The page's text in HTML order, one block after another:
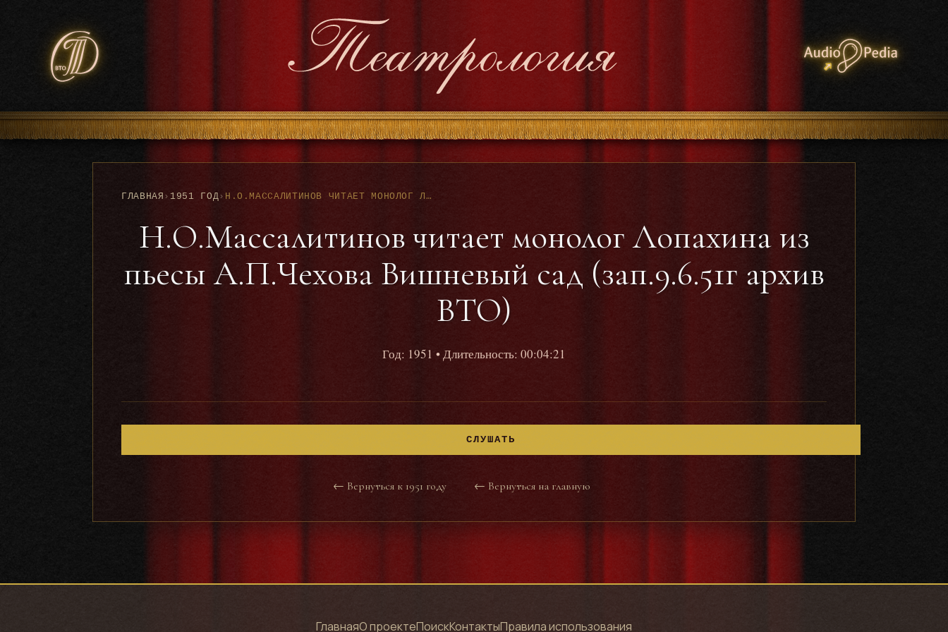
ГЛАВНАЯ › 1951 ГОД› Н.О.МАССАЛИТИНОВ ЧИТАЕТ МОНОЛОГ ЛОПАХИНА ИЗ ПЬЕСЫ А.П.ЧЕХОВА ВИШНЕВЫЙ САД (ЗАП.9.6.51Г АРХИВ ВТО)
Н.О.Массалитинов читает монолог Лопахина из
пьесы А.П.Чехова Вишневый сад (зап.9.6.51г архив
ВТО)
Год: 1951 • Длительность: 00:04:21
СЛУШАТЬ
← Вернуться к 1951 году ← Вернуться на главную
ГлавнаяО проектеПоискКонтактыПравила использования